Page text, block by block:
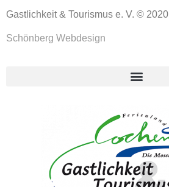
Gastlichkeit & Tourismus e. V. © 2020
Schönberg Webdesign